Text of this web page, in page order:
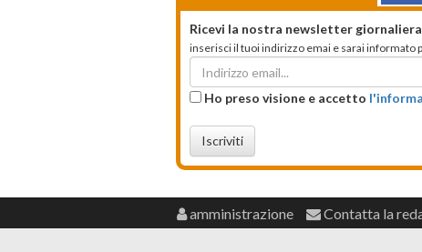
Ricevi la nostra newsletter
inserisci il tuoi indirizzo emai e sarai informato
Ho preso visione e accetto
Iscriviti
amministrazione Contatta la